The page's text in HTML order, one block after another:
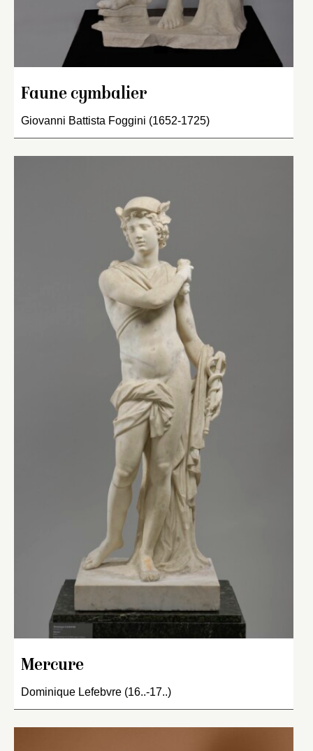
Faune cymbalier
Giovanni Battista Foggini (1652-1725)
Mercure
Dominique Lefebvre (16..-17..)